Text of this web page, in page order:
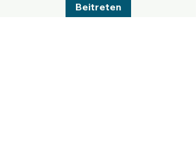
Beitreten